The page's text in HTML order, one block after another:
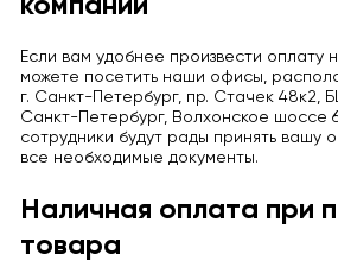
компании
Если вам удобнее произвести оплату
можете посетить наши офисы,
г. Санкт-Петербург, пр. Стачек 48к2,
Санкт-Петербург, Волхонское шоссе
сотрудники будут рады принять вашу
все необходимые документы.
Наличная оплата при
товара